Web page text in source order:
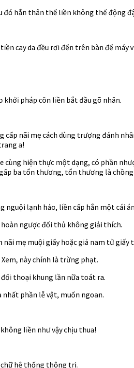
đó hắn thân thể liền không thể động
cay da đều rơi đến trên bàn để máy
pháp côn liền bắt đầu gõ nhân.
nãi mẹ cách dùng trượng đánh
a!
hiện thực một dạng, có phần
ba tổn thương, tổn thương là chồng
lạnh hảo, liền cấp hắn một cái
ngược đối thủ không giải thích.
mẹ muội giấy hoặc giả nam tử
này chính là trừng phạt.
thoại khung lần nữa toát ra.
nhất phần lễ vật, muốn ngoan.
liền như vậy chịu thua!
hệ thống thông tri.